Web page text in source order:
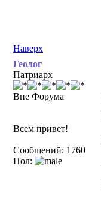
Наверх
Геолог
Патриарх
Вне Форума
Всем привет!
Сообщений: 1760
Пол: